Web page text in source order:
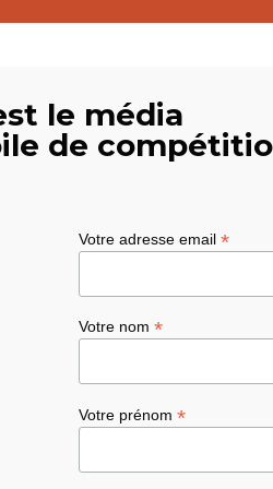
le média
de
Votre adresse email *
Votre nom *
Votre prénom *